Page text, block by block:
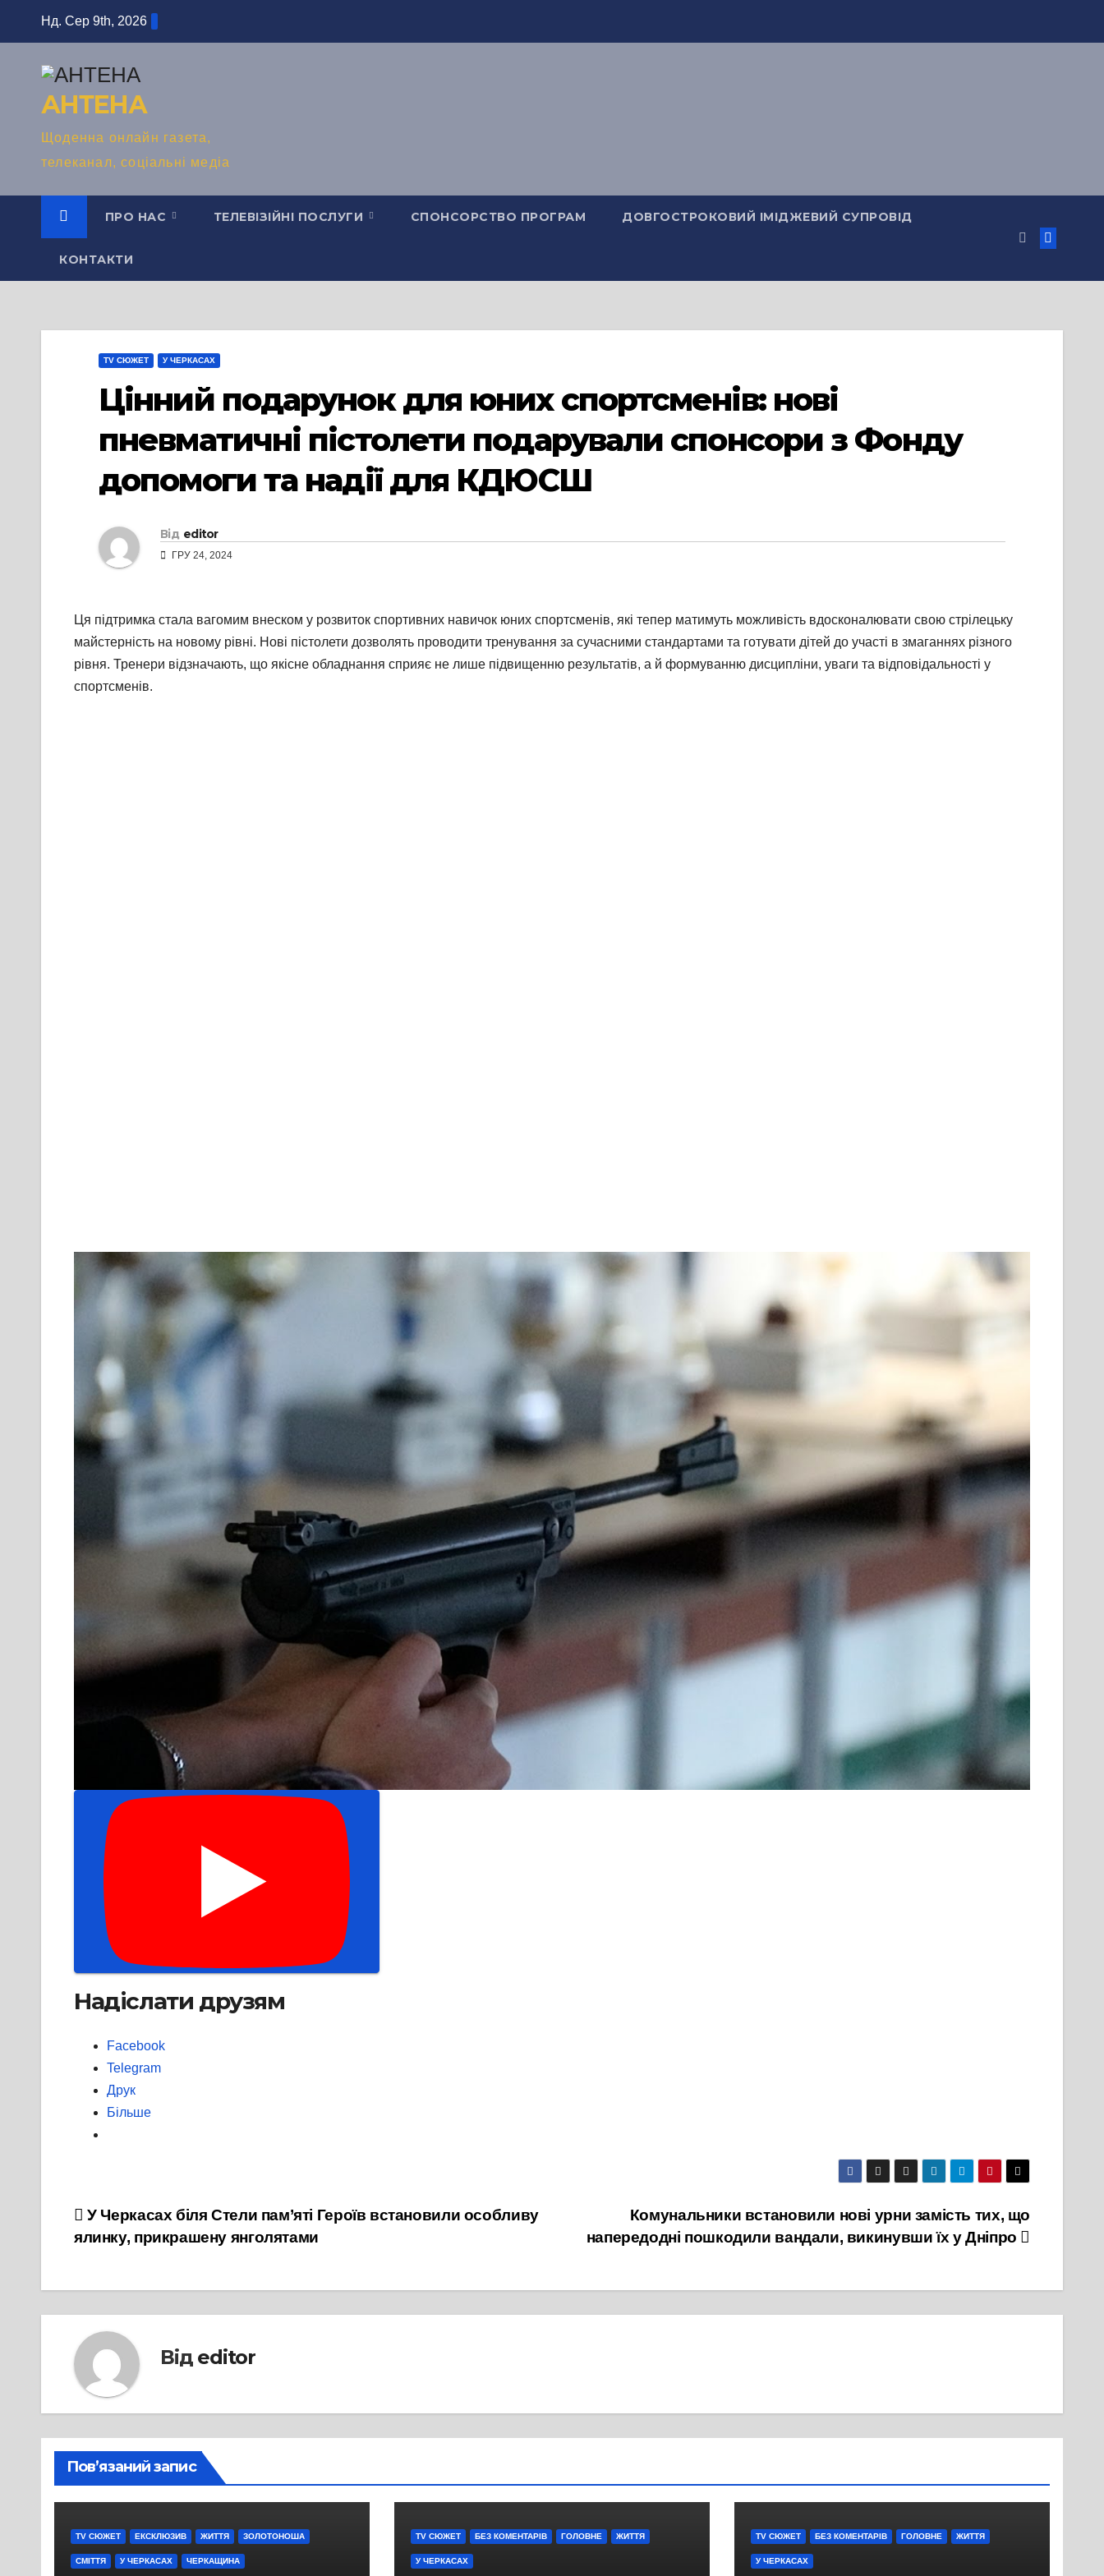
Нд. Сер 9th, 2026
АНТЕНА
Щоденна онлайн газета,
телеканал, соціальні медіа
ПРО НАС ТЕЛЕВІЗІЙНІ ПОСЛУГИ СПОНСОРСТВО ПРОГРАМ ДОВГОСТРОКОВИЙ ІМІДЖЕВИЙ СУПРОВІД
КОНТАКТИ
TV СЮЖЕТ У ЧЕРКАСАХ
Цінний подарунок для юних спортсменів: нові
пневматичні пістолети подарували спонсори з Фонду
допомоги та надії для КДЮСШ
Від editor
ГРУ 24, 2024
Ця підтримка стала вагомим внеском у розвиток спортивних навичок юних спортсменів, які тепер матимуть можливість вдосконалювати свою стрілецьку
майстерність на новому рівні. Нові пістолети дозволять проводити тренування за сучасними стандартами та готувати дітей до участі в змаганнях різного
рівня. Тренери відзначають, що якісне обладнання сприяє не лише підвищенню результатів, а й формуванню дисципліни, уваги та відповідальності у
спортсменів.
Надіслати друзям
Facebook
Telegram
Друк
Більше
Навігація
записів
Комунальники встановили нові урни замість тих, що
напередодні пошкодили вандали, викинувши їх у Дніпро
У Черкасах біля Стели пам’яті Героїв встановили особливу
ялинку, прикрашену янголятами
Від editor
Пов’язаний запис
TV СЮЖЕТ ЕКСКЛЮЗИВ ЖИТТЯ ЗОЛОТОНОША
СМІТТЯ У ЧЕРКАСАХ ЧЕРКАЩИНА
TV СЮЖЕТ БЕЗ КОМЕНТАРІВ ГОЛОВНЕ ЖИТТЯ
У ЧЕРКАСАХ
TV СЮЖЕТ БЕЗ КОМЕНТАРІВ ГОЛОВНЕ ЖИТТЯ
У ЧЕРКАСАХ